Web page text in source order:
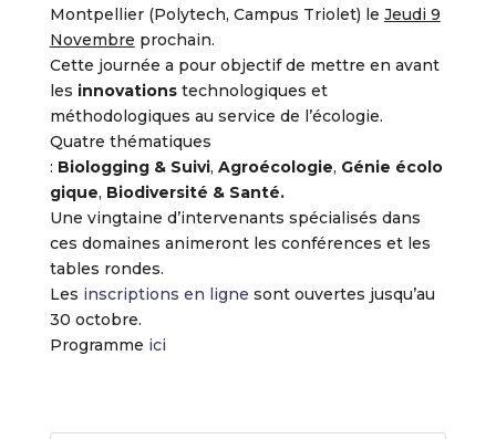
Montpellier (Polytech, Campus Triolet) le Jeudi 9
Novembre prochain.
Cette journée a pour objectif de mettre en avant
les innovationstechnologiques et
méthodologiques au service de l’écologie.
Quatre thématiques
: Biologging & Suivi, Agroécologie, Génie écolo
gique, Biodiversité & Santé.
Une vingtaine d’intervenants spécialisés dans
ces domaines animeront les conférences et les
tables rondes.
Les inscriptions en ligne sont ouvertes jusqu’au
30 octobre.
Programme ici